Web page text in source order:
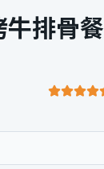
排骨餐